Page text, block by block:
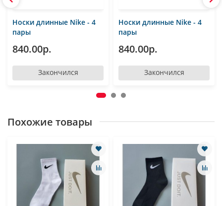
Носки длинные Nike - 4
пары
840.00р.
Закончился
Носки длинные Nike - 4
пары
840.00р.
Закончился
Похожие товары